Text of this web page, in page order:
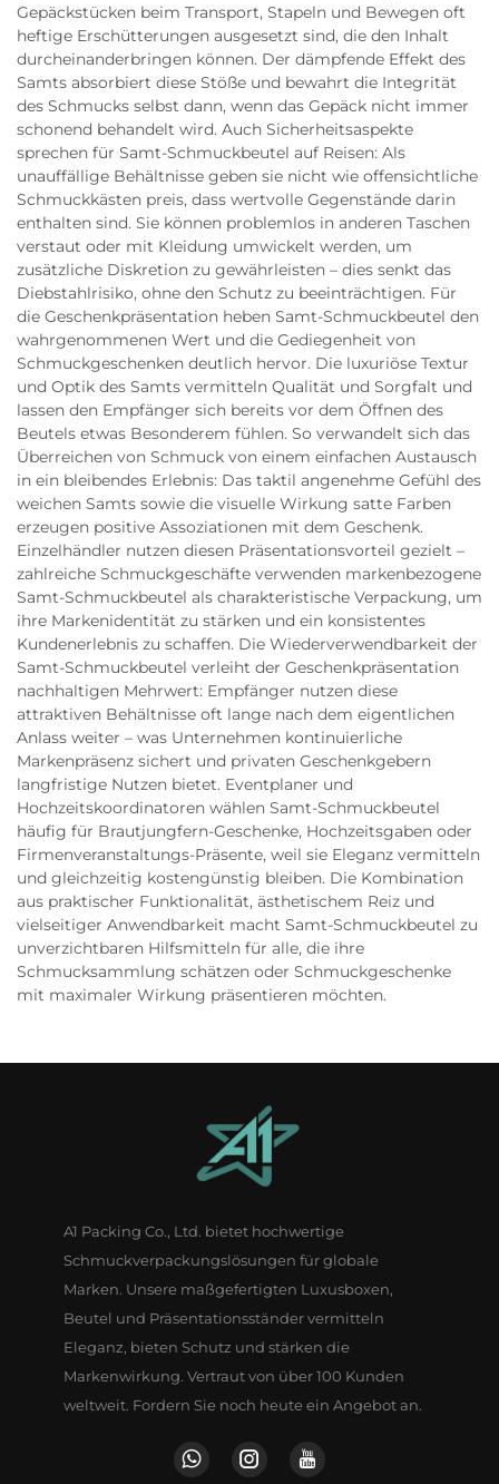
Gepäckstücken beim Transport, Stapeln und Bewegen oft
heftige Erschütterungen ausgesetzt sind, die den Inhalt
durcheinanderbringen können. Der dämpfende Effekt des
Samts absorbiert diese Stöße und bewahrt die Integrität
des Schmucks selbst dann, wenn das Gepäck nicht immer
schonend behandelt wird. Auch Sicherheitsaspekte
sprechen für Samt-Schmuckbeutel auf Reisen: Als
unauffällige Behältnisse geben sie nicht wie offensichtliche
Schmuckkästen preis, dass wertvolle Gegenstände darin
enthalten sind. Sie können problemlos in anderen Taschen
verstaut oder mit Kleidung umwickelt werden, um
zusätzliche Diskretion zu gewährleisten – dies senkt das
Diebstahlrisiko, ohne den Schutz zu beeinträchtigen. Für
die Geschenkpräsentation heben Samt-Schmuckbeutel den
wahrgenommenen Wert und die Gediegenheit von
Schmuckgeschenken deutlich hervor. Die luxuriöse Textur
und Optik des Samts vermitteln Qualität und Sorgfalt und
lassen den Empfänger sich bereits vor dem Öffnen des
Beutels etwas Besonderem fühlen. So verwandelt sich das
Überreichen von Schmuck von einem einfachen Austausch
in ein bleibendes Erlebnis: Das taktil angenehme Gefühl des
weichen Samts sowie die visuelle Wirkung satte Farben
erzeugen positive Assoziationen mit dem Geschenk.
Einzelhändler nutzen diesen Präsentationsvorteil gezielt –
zahlreiche Schmuckgeschäfte verwenden markenbezogene
Samt-Schmuckbeutel als charakteristische Verpackung, um
ihre Markenidentität zu stärken und ein konsistentes
Kundenerlebnis zu schaffen. Die Wiederverwendbarkeit der
Samt-Schmuckbeutel verleiht der Geschenkpräsentation
nachhaltigen Mehrwert: Empfänger nutzen diese
attraktiven Behältnisse oft lange nach dem eigentlichen
Anlass weiter – was Unternehmen kontinuierliche
Markenpräsenz sichert und privaten Geschenkgebern
langfristige Nutzen bietet. Eventplaner und
Hochzeitskoordinatoren wählen Samt-Schmuckbeutel
häufig für Brautjungfern-Geschenke, Hochzeitsgaben oder
Firmenveranstaltungs-Präsente, weil sie Eleganz vermitteln
und gleichzeitig kostengünstig bleiben. Die Kombination
aus praktischer Funktionalität, ästhetischem Reiz und
vielseitiger Anwendbarkeit macht Samt-Schmuckbeutel zu
unverzichtbaren Hilfsmitteln für alle, die ihre
Schmucksammlung schätzen oder Schmuckgeschenke
mit maximaler Wirkung präsentieren möchten.
A1 Packing Co., Ltd. bietet hochwertige
Schmuckverpackungslösungen für globale
Marken. Unsere maßgefertigten Luxusboxen,
Beutel und Präsentationsständer vermitteln
Eleganz, bieten Schutz und stärken die
Markenwirkung. Vertraut von über 100 Kunden
weltweit. Fordern Sie noch heute ein Angebot an.